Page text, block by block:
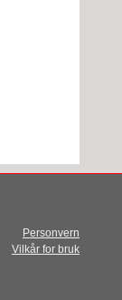
Personvern
Vilkår for bruk